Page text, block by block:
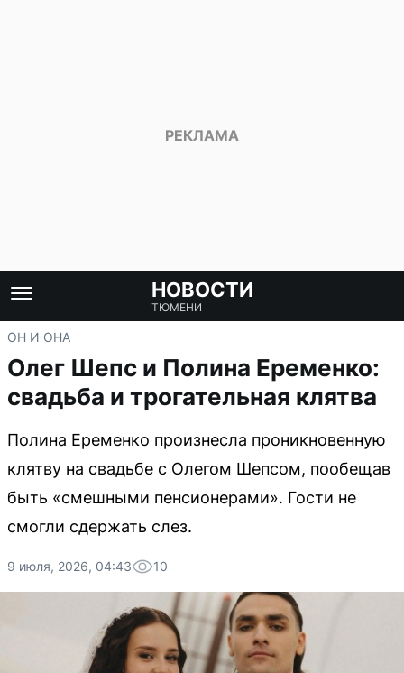
НОВОСТИ
ТЮМЕНИ
ОН И ОНА
Олег Шепс и Полина Еременко:
свадьба и трогательная клятва
Полина Еременко произнесла проникновенную
клятву на свадьбе с Олегом Шепсом, пообещав
быть «смешными пенсионерами». Гости не
смогли сдержать слез.
9 июля, 2026, 04:43 10